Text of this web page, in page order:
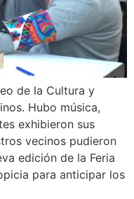
de la Cultura y
Hubo música,
exhibieron sus
vecinos pudieron
edición de la Feria
para anticipar los